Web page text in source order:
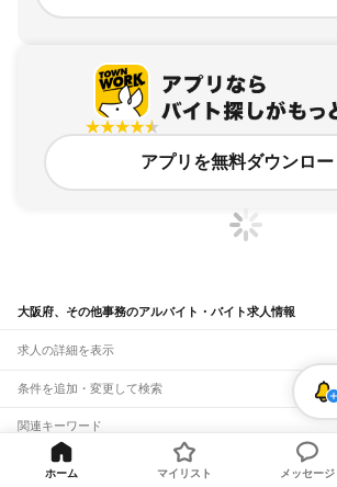
アプリを無料ダウンロー
大阪府、その他事務のアルバイト・バイト求人情報
求人の詳細を表示
条件を追加・変更して検索
市区町村を追加・変更
大阪府
大阪府すべて
駅を追加・変更
関連キーワード
大阪府 経営・事業企画・人事・事務 その他事務 人事労
大阪府 経営・事業企画・人事・事務 その他事務 不動産
バイトTOP その他事務のアルバイト・バイ
ホーム マイリスト メッセージ